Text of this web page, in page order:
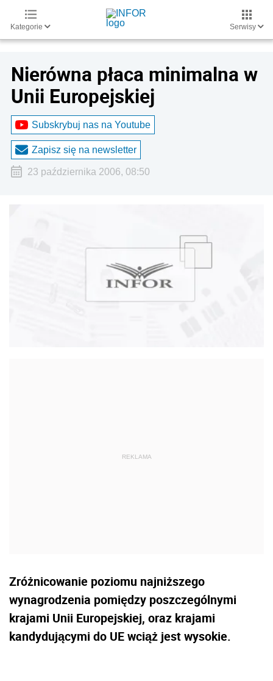
Kategorie Serwisy
Nierówna płaca minimalna w
Unii Europejskiej
Subskrybuj nas na Youtube
Zapisz się na newsletter
23 października 2006, 08:50
Zróżnicowanie poziomu najniższego
wynagrodzenia pomiędzy poszczególnymi
krajami Unii Europejskiej, oraz krajami
kandydującymi do UE wciąż jest wysokie.